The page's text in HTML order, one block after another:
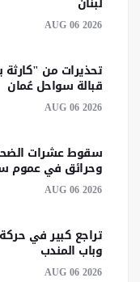
AUG 06 2026
تحذيرات من
قبالة سواحل عُمان
AUG 06 2026
سقوط عشرات
وحرائق في عموم
AUG 06 2026
تراجع كبير في
وباب المندب
AUG 06 2026